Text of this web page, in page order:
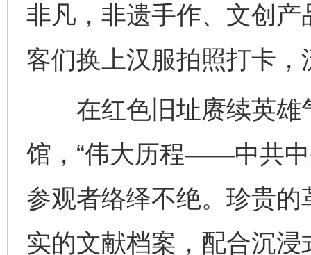
非凡，非遗手作、文创
客们换上汉服拍照打卡，
在红色旧址赓续英雄
馆，“伟大历程——中共中
参观者络绎不绝。珍贵
实的文献档案，配合沉